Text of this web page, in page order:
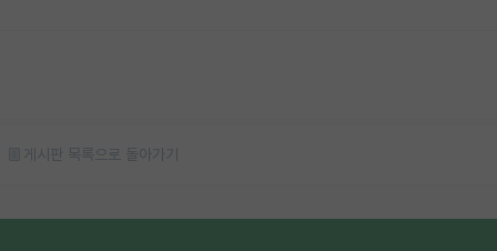
게시판 목록으로 돌아가기